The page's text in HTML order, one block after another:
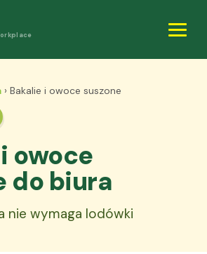
› Bakalie i owoce suszone
owoce
do biura
nie wymaga lodówki